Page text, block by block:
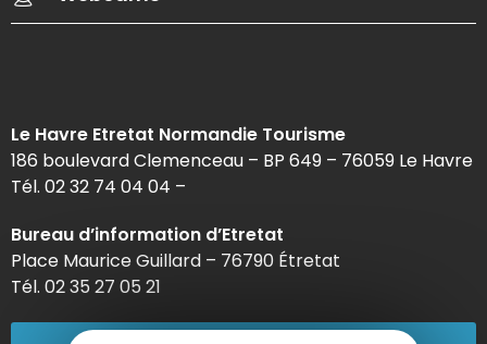
Le Havre Etretat Normandie Tourisme
186 boulevard Clemenceau – BP 649 – 76059 Le Havre
Tél. 02 32 74 04 04 –
Bureau d’information d’Etretat
Place Maurice Guillard – 76790 Étretat
Tél. 02 35 27 05 21